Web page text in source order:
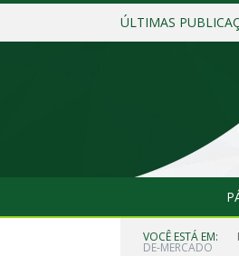
ÚLTIMAS
VOCÊ ESTÁ EM:
DE-MERCADO